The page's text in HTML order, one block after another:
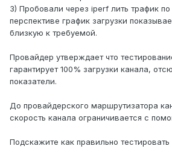
3) Пробовали через iperf лить трафик по
перспективе график загрузки
близкую к требуемой.
Провайдер утверждает что
гарантирует 100% загрузки канала,
показатели.
До провайдерского маршрутизатора
скорость канала ограничивается с
Подскажите как правильно тестировать